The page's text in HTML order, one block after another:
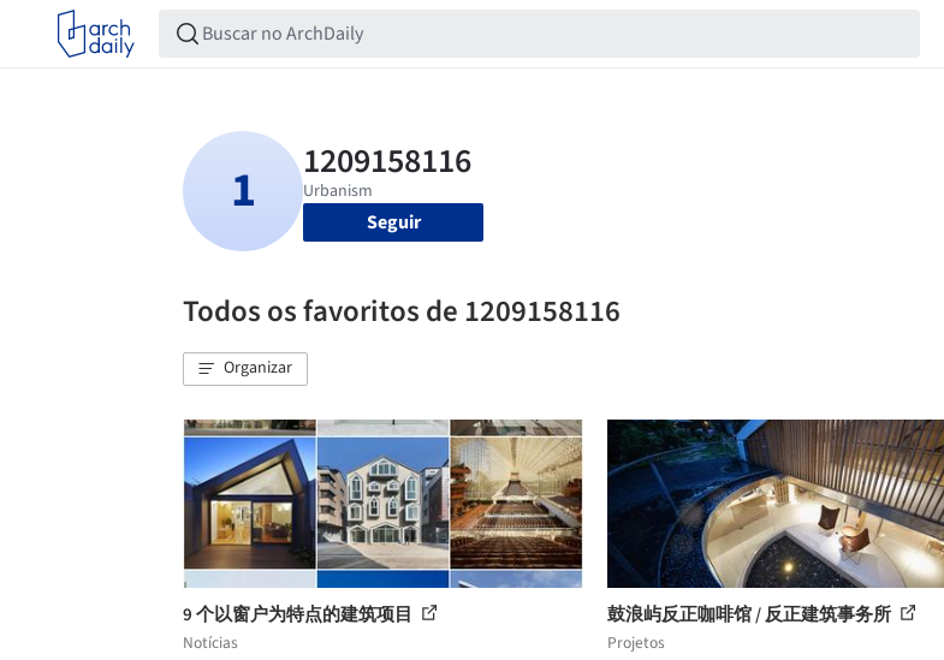
Seguir
Todos os favoritos de 1209158116
Organizar
9 个以窗户为特点的建筑项目
Notícias
鼓浪屿反正咖啡馆 / 反正建筑事务所
Projetos